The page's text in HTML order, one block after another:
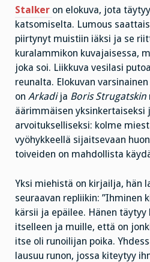
Stalker on elokuva, jota
katsomiselta. Lumous
piirtynyt muistiin iäksi ja se
kuralammikon kuvajaisessa,
joka soi. Liikkuva vesilasi
reunalta. Elokuvan
on Arkadi ja Boris Strugatskin
äärimmäisen yksinkertaiseksi
arvoitukselliseksi: kolme
vyöhykkeellä sijaitsevaan
toiveiden on mahdollista
Yksi miehistä on kirjailja, hän
seuraavan repliikin: ”Ihminen
kärsii ja epäilee. Hänen
itselleen ja muille, että on
itse oli runoilijan poika.
lausuu runon, jossa kiteytyy